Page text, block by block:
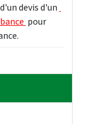
devis d'un
pour